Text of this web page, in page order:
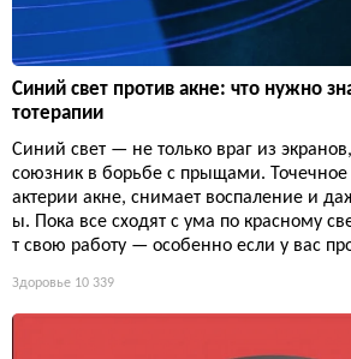
Синий свет против акне: что нужно
тотерапии
Синий свет — не только враг из
союзник в борьбе с прыщами. Точечное
актерии акне, снимает воспаление и
ы. Пока все сходят с ума по красному
т свою работу — особенно если у вас
Здоровье 10 339